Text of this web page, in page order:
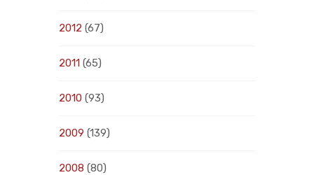
2012 (67)
2011 (65)
2010 (93)
2009 (139)
2008 (80)